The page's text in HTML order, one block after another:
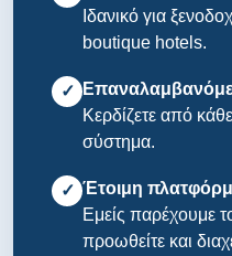
Ιδανικό για
boutique hotels.
✓
Κερδίζετε από
σύστημα.
✓ Έτοιμη
Εμείς παρέχουμε
προωθείτε και